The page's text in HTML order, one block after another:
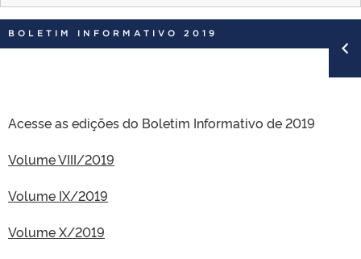
EDITAIS
INTERNACIONAL
TELEFONES
BOLETIM INFORMATIVO 2019
Acesse as edições do Boletim Informativo de 2019
Volume VIII/2019
Volume IX/2019
Volume X/2019